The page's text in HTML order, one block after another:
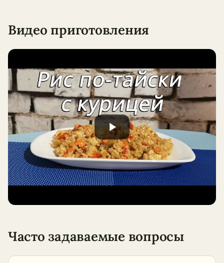
Видео приготовления
Часто задаваемые вопросы